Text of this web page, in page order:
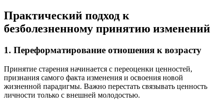
Практический подход к
безболезненному принятию изменений
1. Переформатирование отношения к возрасту
Принятие старения начинается с переоценки ценностей,
признания самого факта изменения и освоения новой
жизненной парадигмы. Важно перестать связывать ценность
личности только с внешней молодостью.